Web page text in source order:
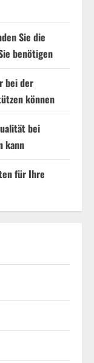
Sie die
benötigen
bei der
können
bei
kann
für Ihre